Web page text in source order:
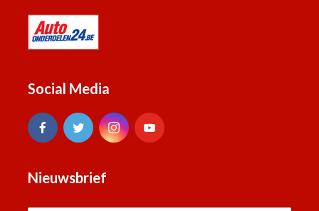
Social Media
Nieuwsbrief